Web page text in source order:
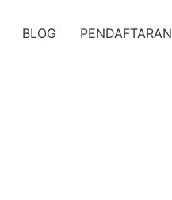
BLOG PENDAFTARAN